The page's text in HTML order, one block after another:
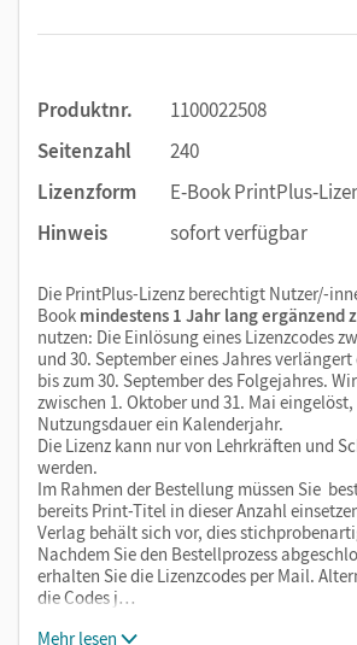
Produktnr.
1100022508
Seitenzahl
240
Lizenzform
E-Book PrintPlus-
Hinweis
sofort verfügbar
Die PrintPlus-Lizenz berechtigt Nutzer/-
Book mindestens 1 Jahr lang ergänzend
nutzen: Die Einlösung eines Lizenzcodes
und 30. September eines Jahres
bis zum 30. September des Folgejahres.
zwischen 1. Oktober und 31. Mai
Nutzungsdauer ein Kalenderjahr.
Die Lizenz kann nur von Lehrkräften und
werden.
Im Rahmen der Bestellung müssen Sie
bereits Print-Titel in dieser Anzahl
Verlag behält sich vor, dies
Nachdem Sie den Bestellprozess
erhalten Sie die Lizenzcodes per Mail.
die Codes j…
Mehr lesen